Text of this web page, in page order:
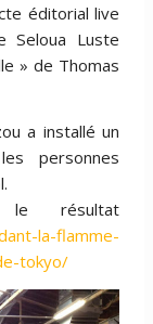
éditorial live
Seloua Luste
» de Thomas
a installé un
personnes
résultat
la-flamme-
tokyo/